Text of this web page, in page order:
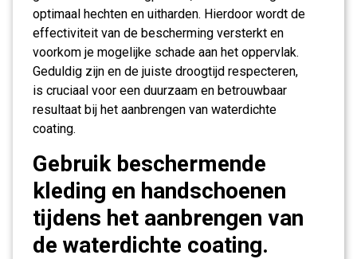
optimaal hechten en uitharden. Hierdoor wordt de
effectiviteit van de bescherming versterkt en
voorkom je mogelijke schade aan het oppervlak.
Geduldig zijn en de juiste droogtijd respecteren,
is cruciaal voor een duurzaam en betrouwbaar
resultaat bij het aanbrengen van waterdichte
coating.
Gebruik beschermende
kleding en handschoenen
tijdens het aanbrengen van
de waterdichte coating.